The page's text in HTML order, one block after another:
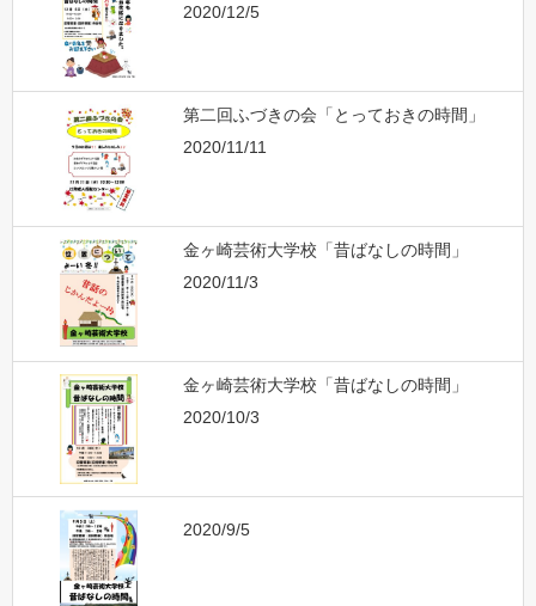
2020/12/5
第二回ふづきの会「とっておきの時間」
2020/11/11
金ヶ崎芸術大学校「昔ばなしの時間」
2020/11/3
金ヶ崎芸術大学校「昔ばなしの時間」
2020/10/3
2020/9/5